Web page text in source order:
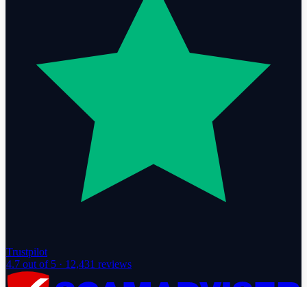
Trustpilot
4.7 out of 5 · 12,431 reviews